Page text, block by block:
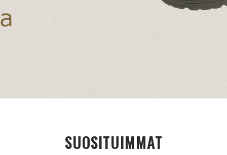
SUOSITUIMMAT